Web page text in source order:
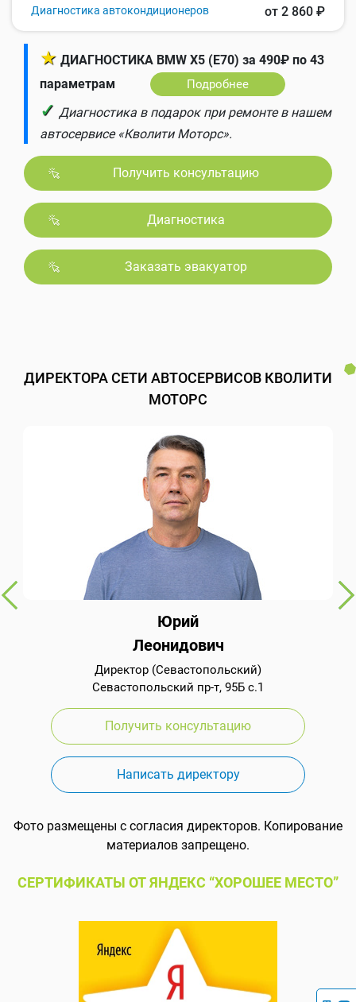
Диагностика автокондиционеров от 2 860 ₽
★ ДИАГНОСТИКА BMW X5 (E70) за 490₽ по 43
параметрам
Подробнее
✓ Диагностика в подарок при ремонте в нашем
автосервисе «Кволити Моторс».
Получить консультацию
Диагностика
Заказать эвакуатор
ДИРЕКТОРА СЕТИ АВТОСЕРВИСОВ КВОЛИТИ
МОТОРС
Юрий
Леонидович
Директор (Севастопольский)
Севастопольский пр-т, 95Б с.1
Получить консультацию
Написать директору
Фото размещены с согласия директоров. Копирование
материалов запрещено.
СЕРТИФИКАТЫ ОТ ЯНДЕКС “ХОРОШЕЕ МЕСТО”